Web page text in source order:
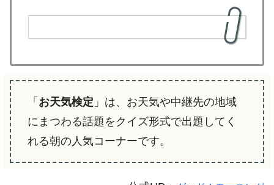
「 お天気検定 」は、お天気や中継先の地域
にまつわる話題をクイズ形式で出題してく
れる朝の人気コーナーです。